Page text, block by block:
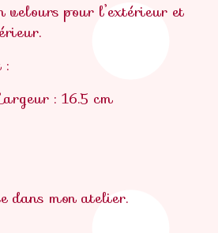
velours pour l’extérieur et
:
: 16.5 cm
dans mon atelier.